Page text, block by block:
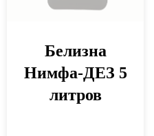
Белизна
Нимфа-ДЕЗ 5
литров